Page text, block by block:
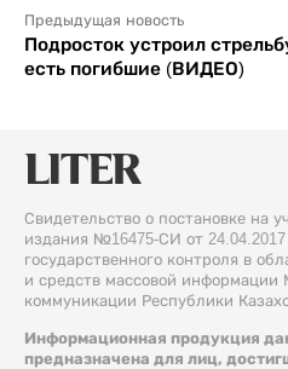
Предыдущая новость
Подросток устроил
есть погибшие (ВИДЕО)
Свидетельство о постановке на
издания №16475-СИ от
государственного контроля в
и средств массовой
коммуникации Республики
Информационная продукция
предназначена для лиц,